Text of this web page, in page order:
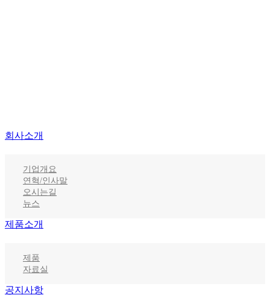
회사소개
기업개요
연혁/인사말
오시는길
뉴스
제품소개
제품
자료실
공지사항